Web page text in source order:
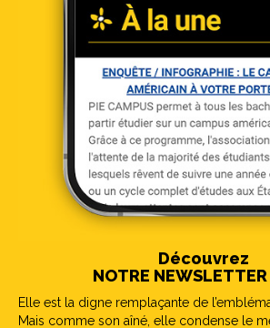
Découvrez
NOTRE
Elle est la digne remplaçante de
Mais comme son aîné, elle condense le